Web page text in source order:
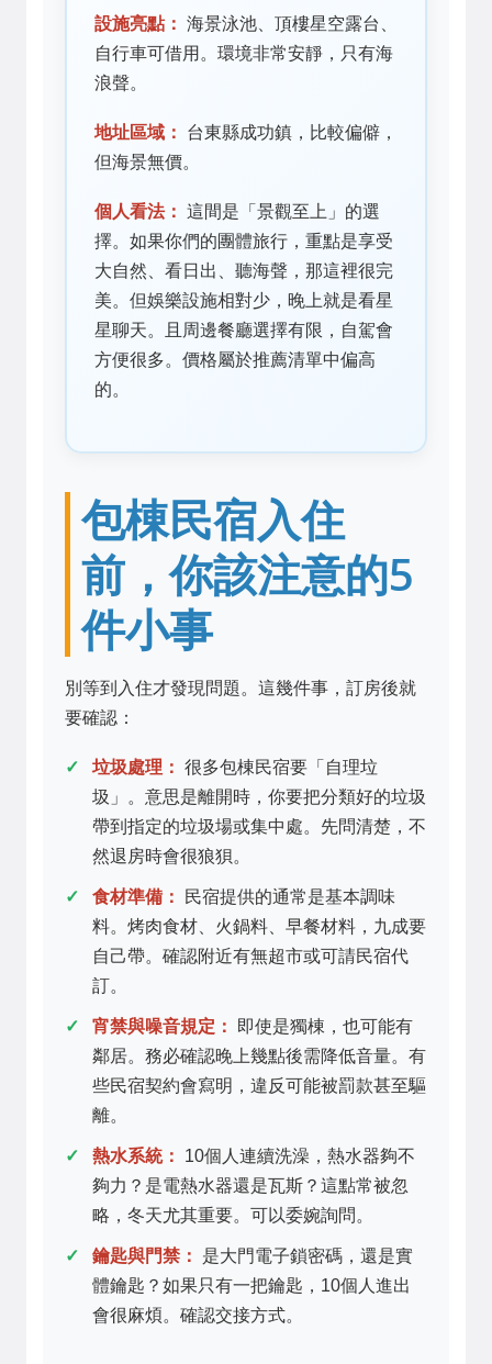
設施亮點： 海景泳池、頂樓星空露台、
自行車可借用。環境非常安靜，只有海
浪聲。
地址區域：
台東縣成功鎮，比較偏僻，
但海景無價。
個人看法： 這間是「景觀至上」的選
擇。如果你們的團體旅行，重點是享受
大自然、看日出、聽海聲，那這裡很完
美。但娛樂設施相對少，晚上就是看星
星聊天。且周邊餐廳選擇有限，自駕會
方便很多。價格屬於推薦清單中偏高
的。
包棟民宿入住
前，你該注意的5
件小事
別等到入住才發現問題。這幾件事，訂房後就
要確認：
垃圾處理： 很多包棟民宿要「自理垃
圾」。意思是離開時，你要把分類好的垃圾
帶到指定的垃圾場或集中處。先問清楚，不
然退房時會很狼狽。
食材準備：
民宿提供的通常是基本調味
料。烤肉食材、火鍋料、早餐材料，九成要
自己帶。確認附近有無超市或可請民宿代
訂。
宵禁與噪音規定：
即使是獨棟，也可能有
鄰居。務必確認晚上幾點後需降低音量。有
些民宿契約會寫明，違反可能被罰款甚至驅
離。
熱水系統：
10個人連續洗澡，熱水器夠不
夠力？是電熱水器還是瓦斯？這點常被忽
略，冬天尤其重要。可以委婉詢問。
鑰匙與門禁：
是大門電子鎖密碼，還是實
體鑰匙？如果只有一把鑰匙，10個人進出
會很麻煩。確認交接方式。